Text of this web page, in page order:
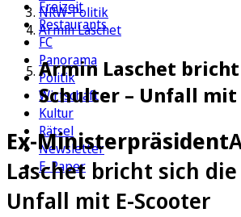
Freizeit
Restaurants
FC
Panorama
Politik
Wirtschaft
Kultur
Rätsel
Newsletter
E-Paper
NRW-Politik
Armin Laschet
Armin Laschet
Schulter – Unfall mit
Ex-Ministerpräsident
Laschet bricht sich
Unfall mit E-Scooter